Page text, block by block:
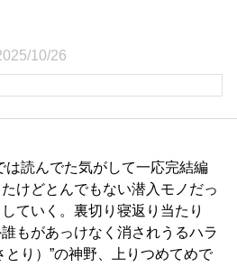
10/26
は読んでた気がして一応完結編
けどとんでもない潜入モノだっ
ていく。裏切り寝返り当たり
もがあっけなく消されうるハラ
とり）”の神野、上りつめてめで